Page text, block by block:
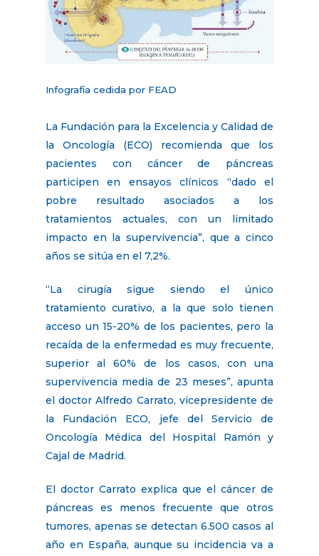
Infografía cedida por FEAD
La Fundación para la Excelencia y Calidad de
la Oncología (ECO) recomienda que los
pacientes con cáncer de páncreas
participen en ensayos clínicos “dado el
pobre resultado asociados a los
tratamientos actuales, con un limitado
impacto en la supervivencia”, que a cinco
años se sitúa en el 7,2%.
“La cirugía sigue siendo el único
tratamiento curativo, a la que solo tienen
acceso un 15-20% de los pacientes, pero la
recaída de la enfermedad es muy frecuente,
superior al 60% de los casos, con una
supervivencia media de 23 meses”, apunta
el doctor Alfredo Carrato, vicepresidente de
la Fundación ECO, jefe del Servicio de
Oncología Médica del Hospital Ramón y
Cajal de Madrid.
El doctor Carrato explica que el cáncer de
páncreas es menos frecuente que otros
tumores, apenas se detectan 6.500 casos al
año en España, aunque su incidencia va a